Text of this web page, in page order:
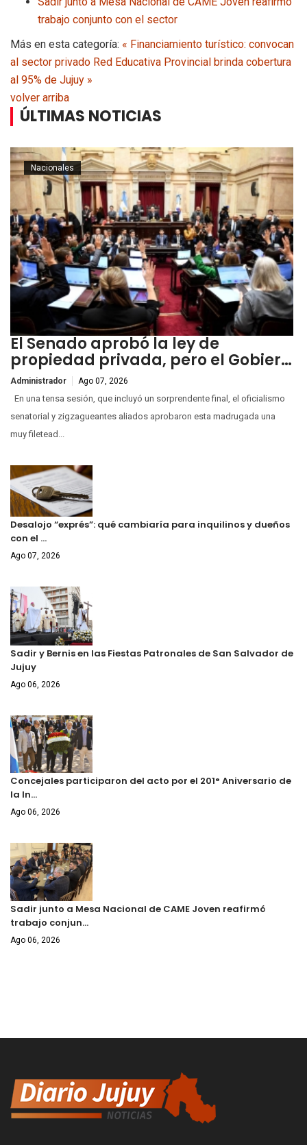
trabajo conjunto con el sector
Más en esta categoría: « Financiamiento turístico: convocan
al sector privado Red Educativa Provincial brinda cobertura
al 95% de Jujuy »
volver arriba
ÚLTIMAS NOTICIAS
El Senado aprobó la ley de
propiedad privada, pero el Gobier…
Administrador Ago 07, 2026
Nacionales
En una tensa sesión, que incluyó un sorprendente final, el oficialismo
senatorial y zigzagueantes aliados aprobaron esta madrugada una
muy filetead...
Desalojo “exprés”: qué cambiaría para inquilinos y dueños
con el …
Ago 07, 2026
Sadir y Bernis en las Fiestas Patronales de San Salvador de
Jujuy
Ago 06, 2026
Concejales participaron del acto por el 201° Aniversario de
la In…
Ago 06, 2026
Sadir junto a Mesa Nacional de CAME Joven reafirmó
trabajo conjun…
Ago 06, 2026